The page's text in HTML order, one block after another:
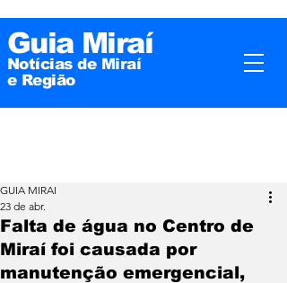
Guia Miraí
Notícias de Miraí
e Região
Falta de água no Centro de
Miraí foi causada por
manutenção emergencial,
GUIA MIRAI
23 de abr.